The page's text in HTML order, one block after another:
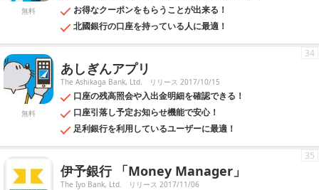
無料
お得なクーポンをもらうことが出来る！
北國銀行の口座を持っている人に最適！
無料
あしぎんアプリ
The Ashikaga Bank, Ltd. リリース 2017/10/15
口座の残高照会や入出金明細を確認できる！
口座引落し予定お知らせ機能で安心！
足利銀行を利用しているユーザーに最適！
34
伊予銀行 「Money Manager」
The Iyo Bank, Ltd. リリース 2017/11/06
35